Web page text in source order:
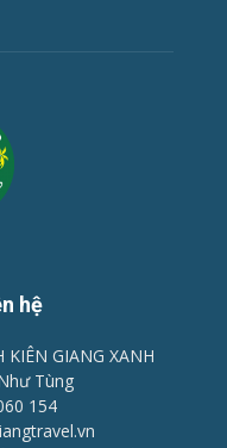
hệ
GIANG XANH
Tùng
154